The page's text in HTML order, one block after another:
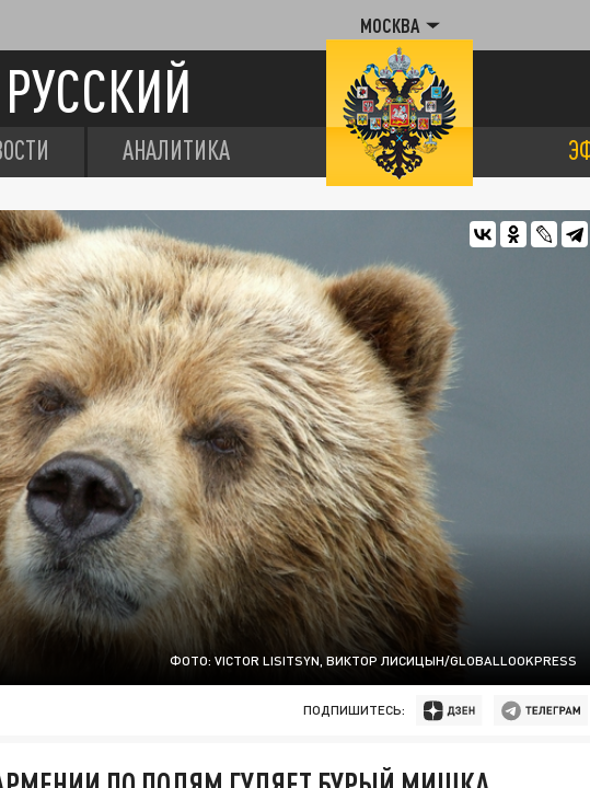
МОСКВА
АНАЛИТИКА
ФОТО: VICTOR LISITSYN, ВИКТОР ЛИСИЦЫН/GLOBALLOOKPRESS
ПОДПИШИТЕСЬ: